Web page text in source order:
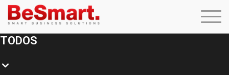
TODOS